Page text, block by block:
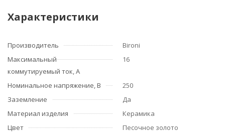
Характеристики
Производитель
Bironi
Максимальный
коммутируемый ток, А
16
Номинальное напряжение, В
250
Заземление
Да
Материал изделия
Керамика
Цвет
Песочное золото